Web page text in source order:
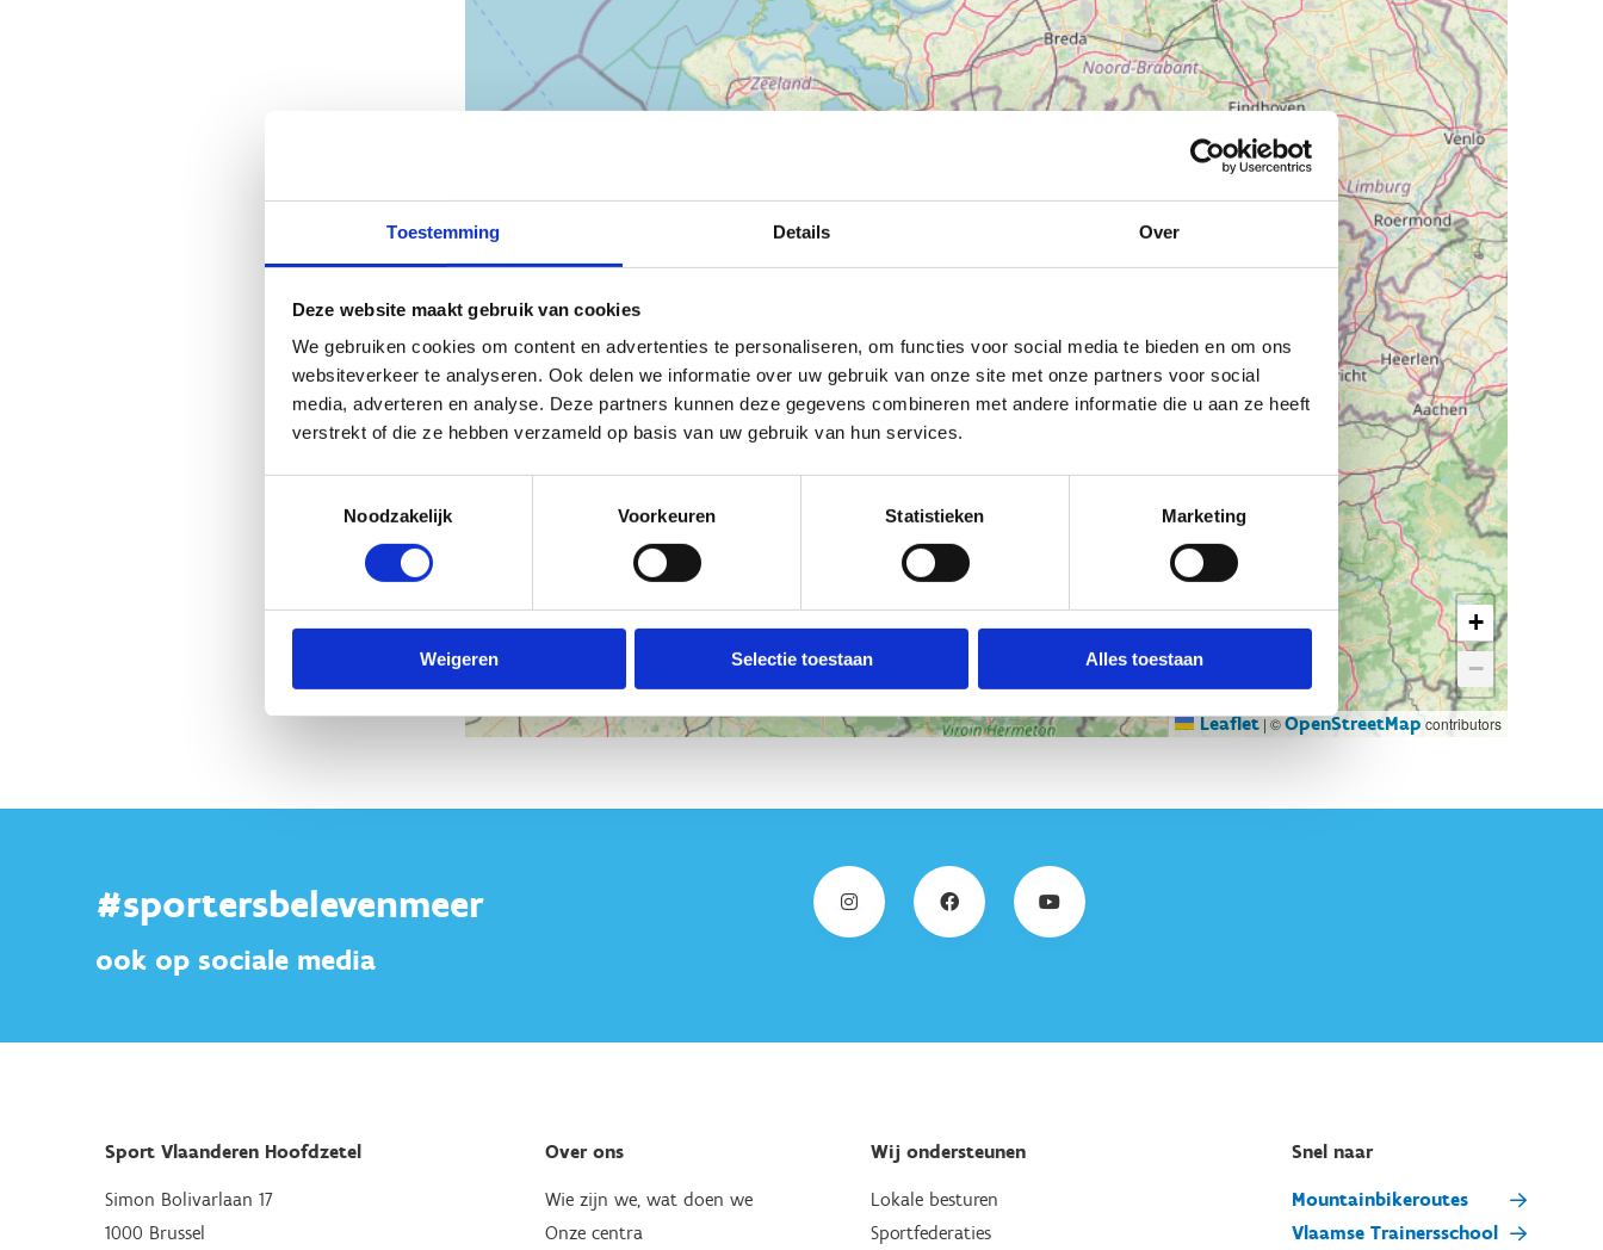
Toestemming Details Over
Deze website maakt gebruik van cookies
We gebruiken cookies om content en advertenties te personaliseren, om functies voor social media te bieden en om ons
websiteverkeer te analyseren. Ook delen we informatie over uw gebruik van onze site met onze partners voor social
media, adverteren en analyse. Deze partners kunnen deze gegevens combineren met andere informatie die u aan ze heeft
verstrekt of die ze hebben verzameld op basis van uw gebruik van hun services.
Noodzakelijk
Voorkeuren Statistieken Marketing
Weigeren Selectie toestaan Alles toestaan
+
−
Leaflet|©OpenStreetMap contributors
#sportersbelevenmeer
ook op sociale media
Sport Vlaanderen Hoofdzetel
Simon Bolivarlaan 17
1000 Brussel
Over ons
Wie zijn we, wat doen we
Onze centra
Wij ondersteunen
Lokale besturen
Sportfederaties
Snel naar
Mountainbikeroutes
Vlaamse Trainersschool